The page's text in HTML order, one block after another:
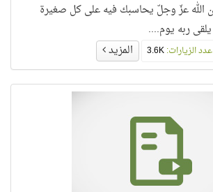
الله عزّ وجلّ يحاسبك فيه على كل صغيرة
ربه يوم....
عدد الزيارات: المزيد